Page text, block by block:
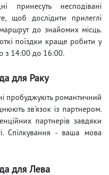
принесуть несподівані
щоб дослідити прилеглі
до знайомих місць.
поїздки краще робити у
з 14:00 до 16:00.
для Раку
пробуджують романтичний
зв'язок із партнером.
партнерів завдяки
Спілкування - ваша мова
для Лева